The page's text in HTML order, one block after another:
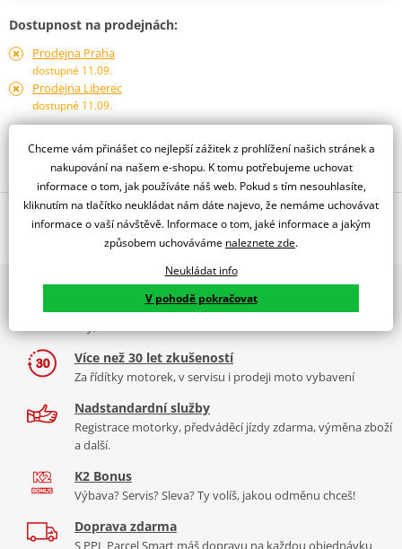
Dostupnost na prodejnách:
Prodejna Praha
dostupné 11.09.
Prodejna Liberec
dostupné 11.09.
Obraťte se na specialistu
Popis a parametry
Jsme autorizovaný
Řetězová sada - Řetěz EK, řada SRX2, těsněný QX-kroužkem.
Ocelové kolečko a rozeta SUPERSPROX.
Řetěz 520 SRX2
Ve střední třídě řetězů do 750 ccm je 520 SRX zajímavý především
tím, že má jako jediný na trhu ZST (samozřejmě kromě typu MVXZ).
Typické motorky: Honda NC 750S, Kawasaki KLR 650, KTM 690
Enduro/Duke, zároveň se šikne pro sportovní endura a závody
Řada SRX
2x multibrand showroom
9 značek motocyklů, servis, oblečení, doplňky i náhradní
Více než 30 let zkušeností
Za řídítky motorek, v servisu i prodeji moto vybavení
Nadstandardní služby
Registrace motorky, předváděcí jízdy zdarma, výměna zboží
a další.
K2 Bonus
Výbava? Servis? Sleva? Ty volíš, jakou odměnu chceš!
Doprava zdarma
S PPL Parcel Smart máš dopravu na každou objednávku
Chceme vám přinášet co nejlepší zážitek z prohlížení našich stránek a
nakupování na našem e-shopu. K tomu potřebujeme uchovat
informace o tom, jak používáte náš web. Pokud s tím nesouhlasíte,
kliknutím na tlačítko neukládat nám dáte najevo, že nemáme uchovávat
informace o vaší návštěvě. Informace o tom, jaké informace a jakým
způsobem uchováváme naleznete zde.
Neukládat info
V pohodě pokračovat